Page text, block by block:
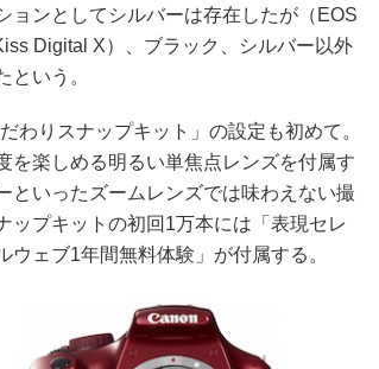
ョンとしてシルバーは存在したが（EOS
Digital X）、ブラック、シルバー以外
という。
りスナップキット」の設定も初めて。
を楽しめる明るい単焦点レンズを付属す
といったズームレンズでは味わえない撮
ップキットの初回1万本には「表現セレ
ェブ1年間無料体験」が付属する。